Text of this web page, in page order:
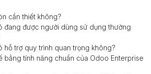
cần thiết không?
đang được người dùng sử dụng thường
hỗ trợ quy trình quan trọng không?
bằng tính năng chuẩn của Odoo Enterprise